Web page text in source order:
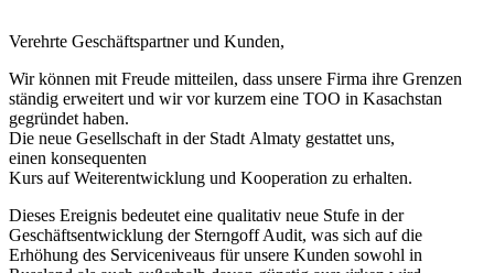
Verehrte Geschäftspartner und Kunden,
Wir können mit Freude mitteilen, dass unsere Firma ihre Grenzen
ständig erweitert und wir vor kurzem eine TOO in Kasachstan
gegründet haben.
Die neue Gesellschaft in der Stadt Almaty gestattet uns,
einen konsequenten
Kurs auf Weiterentwicklung und Kooperation zu erhalten.
Dieses Ereignis bedeutet eine qualitativ neue Stufe in der
Geschäftsentwicklung der Sterngoff Audit, was sich auf die
Erhöhung des Serviceniveaus für unsere Kunden sowohl in